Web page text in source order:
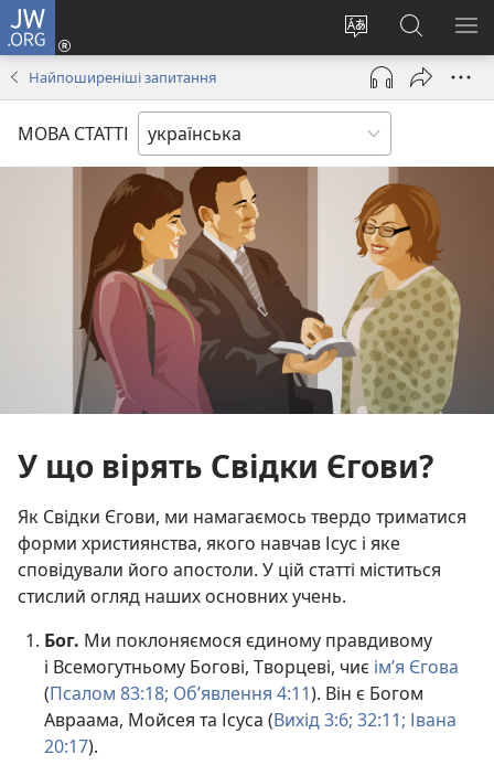
JW.ORG
Змінити
мову
сайту
Увійти
(відкривається
новому
вікні)
Пошук
на
сайті
Найпоширеніші запитання
МОВА СТАТТІ
У що вірять Свідки Єгови?
Як Свідки Єгови, ми намагаємось твердо триматися
форми християнства, якого навчав Ісус і яке
сповідували його апостоли. У цій статті міститься
стислий огляд наших основних учень.
Бог. Ми поклоняємося єдиному правдивому
і Всемогутньому Богові, Творцеві, чиє ім’я Єгова
(Псалом 83:18; Об’явлення 4:11). Він є Богом
Авраама, Мойсея та Ісуса (Вихід 3:6; 32:11; Івана
20:17).